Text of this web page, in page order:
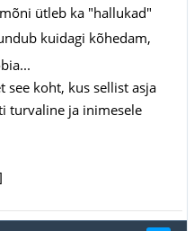
ütleb ka "hallukad"
kuidagi kõhedam,
see koht, kus sellist asja
turvaline ja inimesele